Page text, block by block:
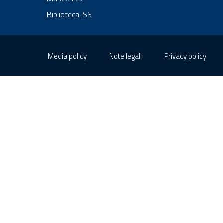
Biblioteca ISS
Media policy Note legali Privacy policy